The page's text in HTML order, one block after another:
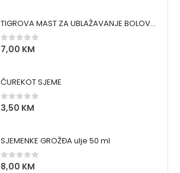
TIGROVA MAST ZA UBLAŽAVANJE BOLOVA I ZAGRIJAVANJE MIŠIĆA
0 out of 5
7,00 KM
ČUREKOT SJEME
0 out of 5
3,50 KM
SJEMENKE GROŽĐA ulje 50 ml
0 out of 5
8,00 KM